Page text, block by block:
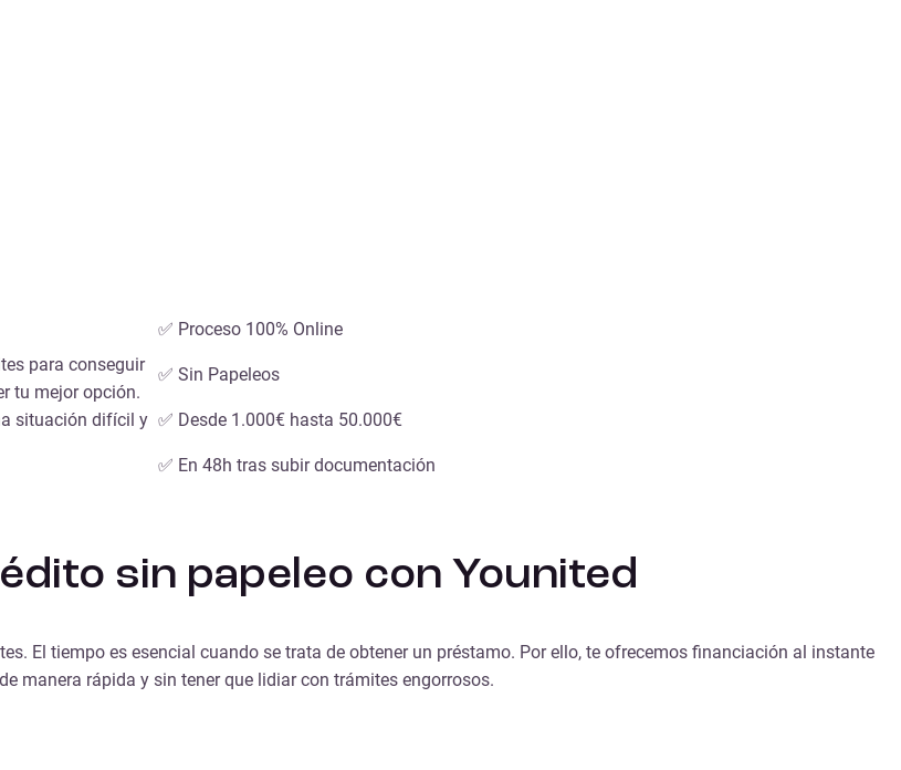
para conseguir
tu mejor opción.
situación difícil y
✅ Proceso 100% Online
✅ Sin Papeleos
✅ Desde 1.000€ hasta 50.000€
✅ En 48h tras subir documentación
sin papeleo con Younited
. El tiempo es esencial cuando se trata de obtener un préstamo. Por ello, te ofrecemos financiación al instante
manera rápida y sin tener que lidiar con trámites engorrosos.